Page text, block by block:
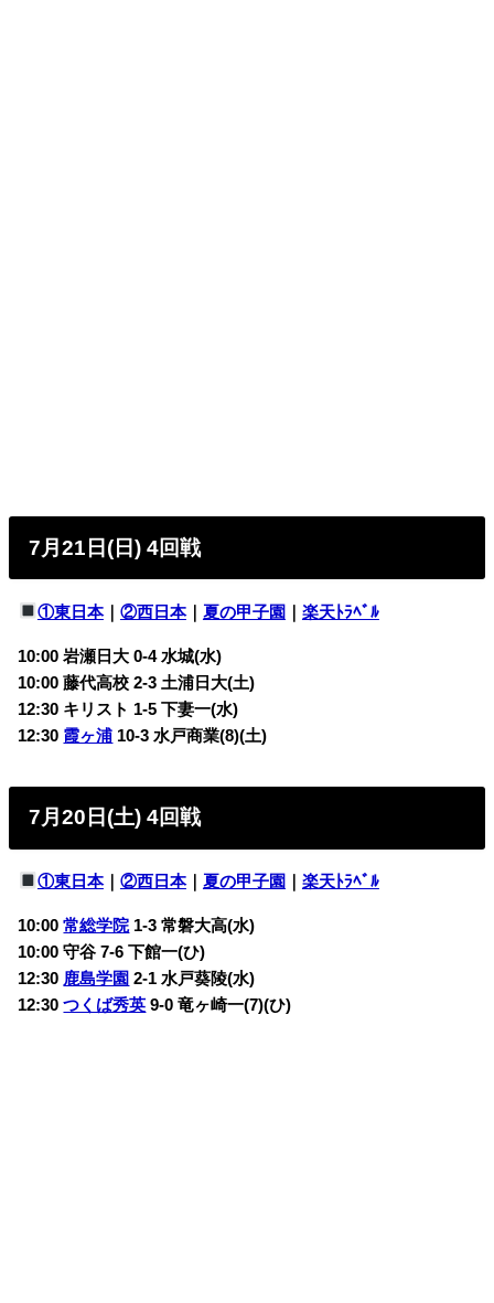
7月21日(日) 4回戦
①東日本｜ ②西日本｜ 夏の甲子園 ｜ 楽天ﾄﾗﾍﾞﾙ
10:00 岩瀬日大 0-4水城(水)
10:00 藤代高校 2-3 土浦日大(土)
12:30 キリスト 1-5下妻一(水)
12:30 霞ヶ浦 10-3水戸商業(8)(土)
7月20日(土) 4回戦
①東日本｜ ②西日本｜ 夏の甲子園 ｜ 楽天ﾄﾗﾍﾞﾙ
10:00常総学院1-3常磐大高(水)
10:00 守谷 7-6下館一(ひ)
12:30 鹿島学園 2-1水戸葵陵(水)
12:30つくば秀英 9-0竜ヶ崎一(7)(ひ)